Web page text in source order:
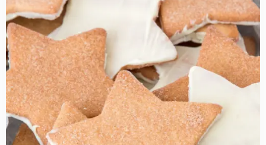
Advent
2019
overzicht